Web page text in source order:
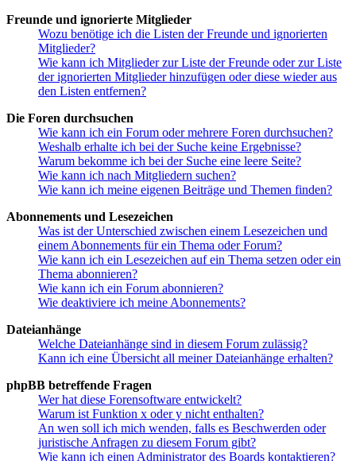
Freunde und ignorierte Mitglieder
Wozu benötige ich die Listen der Freunde und ignorierten
Mitglieder?
Wie kann ich Mitglieder zur Liste der Freunde oder zur Liste
der ignorierten Mitglieder hinzufügen oder diese wieder aus
den Listen entfernen?
Die Foren durchsuchen
Wie kann ich ein Forum oder mehrere Foren durchsuchen?
Weshalb erhalte ich bei der Suche keine Ergebnisse?
Warum bekomme ich bei der Suche eine leere Seite?
Wie kann ich nach Mitgliedern suchen?
Wie kann ich meine eigenen Beiträge und Themen finden?
Abonnements und Lesezeichen
Was ist der Unterschied zwischen einem Lesezeichen und
einem Abonnements für ein Thema oder Forum?
Wie kann ich ein Lesezeichen auf ein Thema setzen oder ein
Thema abonnieren?
Wie kann ich ein Forum abonnieren?
Wie deaktiviere ich meine Abonnements?
Dateianhänge
Welche Dateianhänge sind in diesem Forum zulässig?
Kann ich eine Übersicht all meiner Dateianhänge erhalten?
phpBB betreffende Fragen
Wer hat diese Forensoftware entwickelt?
Warum ist Funktion x oder y nicht enthalten?
An wen soll ich mich wenden, falls es Beschwerden oder
juristische Anfragen zu diesem Forum gibt?
Wie kann ich einen Administrator des Boards kontaktieren?